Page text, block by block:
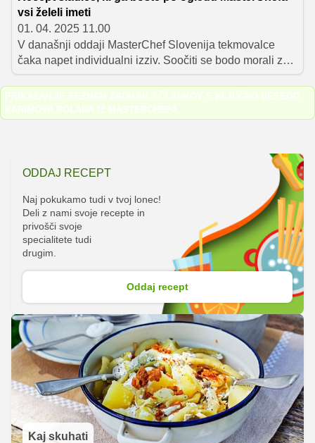
vsi želeli imeti
01. 04. 2025 11.00
V današnji oddaji MasterChef Slovenija tekmovalce
čaka napet individualni izziv. Soočiti se bodo morali z
receptom, v katerem se skriva sedem napak. Jih bodo
znali prepoznati in uspešno pripraviti Karimovo rolado?
PRIKAZAN JE SEZNAM ZADNJIH 3 ČLANKOV S KLJUČNO BESEDO
KARIMOVA ROLADA IZ MASTERCHEFA.
ODDAJ RECEPT
Naj pokukamo tudi v tvoj lonec!
Deli z nami svoje recepte in
privošči svoje
specialitete tudi
drugim.
Oddaj recept
Kaj skuhati